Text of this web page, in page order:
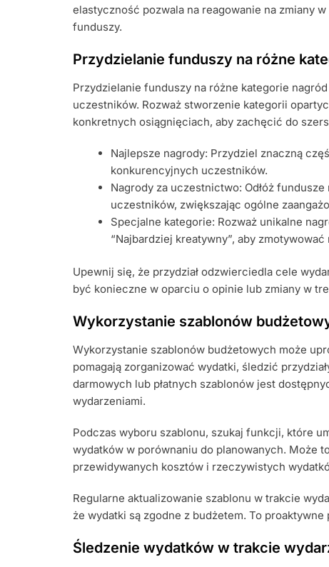
elastyczność pozwala na reagowanie na zmiany
funduszy.
Przydzielanie funduszy na różne
Przydzielanie funduszy na różne kategorie
uczestników. Rozważ stworzenie kategorii
konkretnych osiągnięciach, aby zachęcić do
Najlepsze nagrody: Przydziel znaczną
konkurencyjnych uczestników.
Nagrody za uczestnictwo: Odłóż
uczestników, zwiększając ogólne
Specjalne kategorie: Rozważ unikalne
“Najbardziej kreatywny”, aby
Upewnij się, że przydział odzwierciedla cele
być konieczne w oparciu o opinie lub zmiany w
Wykorzystanie szablonów
Wykorzystanie szablonów budżetowych może
pomagają zorganizować wydatki, śledzić
darmowych lub płatnych szablonów jest
wydarzeniami.
Podczas wyboru szablonu, szukaj funkcji, które
wydatków w porównaniu do planowanych. Może
przewidywanych kosztów i rzeczywistych
Regularne aktualizowanie szablonu w trakcie
że wydatki są zgodne z budżetem. To
Śledzenie wydatków w trakcie